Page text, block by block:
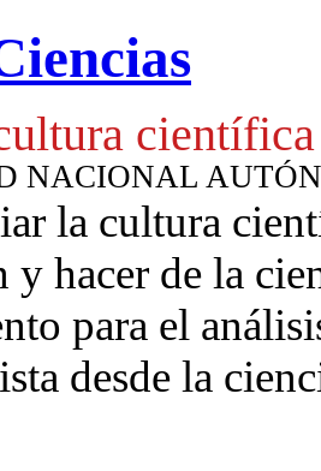
científica
NACIONAL
la cultura
hacer de la
para el
desde la